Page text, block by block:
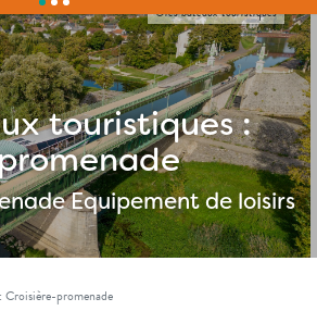
touristiques :
Equipement de loisirs
©les bateaux touristiques
Croisière-promenade